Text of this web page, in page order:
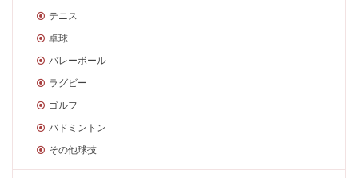
テニス
卓球
バレーボール
ラグビー
ゴルフ
バドミントン
その他球技